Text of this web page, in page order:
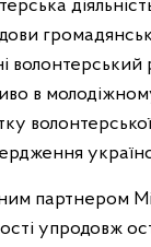
в
партнером
упродовж